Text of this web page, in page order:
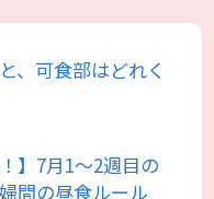
、可食部はどれく
】7月1～2週目の
間の昼食ルール